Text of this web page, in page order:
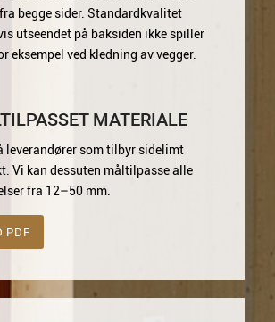
begge sider. Standardkvalitet
utseendet på baksiden ikke spiller
eksempel ved kledning av vegger.
MATERIALE
leverandører som tilbyr sidelimt
Vi kan dessuten måltilpasse alle
fra 12–50 mm.
PDF